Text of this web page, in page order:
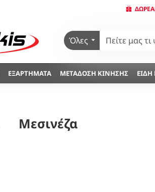
Όλες
ΕΞΑΡΤΉΜΑΤΑ ΜΕΤΆΔΟΣΗ ΚΊΝΗΣΗΣ
Μεσινέζα